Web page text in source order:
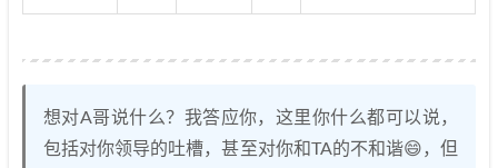
想对A哥说什么？我答应你，这里你什么都可以说，
包括对你领导的吐槽，甚至对你和TA的不和谐😄，但